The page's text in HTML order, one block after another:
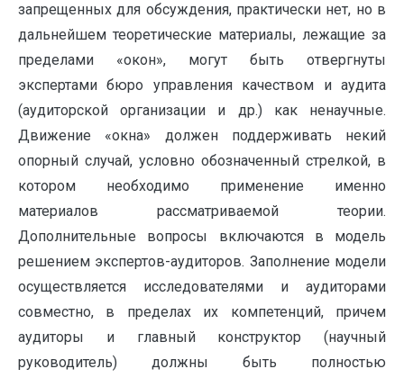
запрещенных для обсуждения, практически нет, но в
дальнейшем теоретические материалы, лежащие за
пределами «окон», могут быть отвергнуты
экспертами бюро управления качеством и аудита
(аудиторской организации и др.) как ненаучные.
Движение «окна» должен поддерживать некий
опорный случай, условно обозначенный стрелкой, в
котором необходимо применение именно
материалов рассматриваемой теории.
Дополнительные вопросы включаются в модель
решением экспертов-аудиторов. Заполнение модели
осуществляется исследователями и аудиторами
совместно, в пределах их компетенций, причем
аудиторы и главный конструктор (научный
руководитель) должны быть полностью